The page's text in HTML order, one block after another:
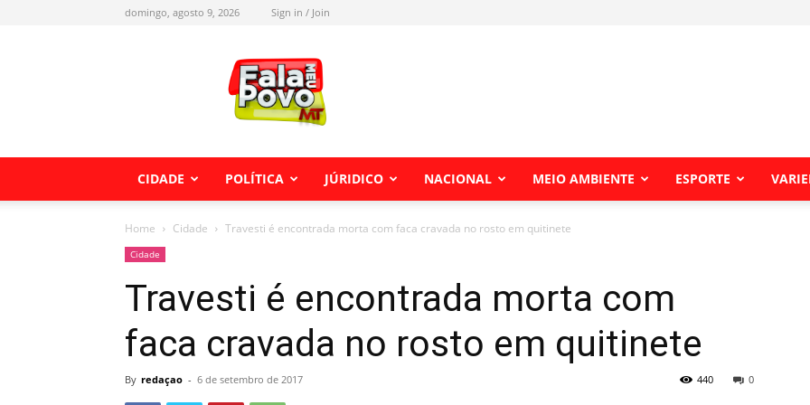
domingo, agosto 9, 2026 Sign in / Join
Fala
meu
Povo
MT
CIDADE POLÍTICA JÚRIDICO NACIONAL MEIO AMBIENTE ESPORTE
Home Cidade Travesti é encontrada morta com faca cravada no rosto em quitinete
Cidade
Travesti é encontrada morta com
faca cravada no rosto em quitinete
By redaçao - 6 de setembro de 2017 0
440